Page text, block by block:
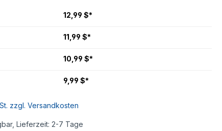
12,99 $*
11,99 $*
10,99 $*
9,99 $*
zzgl. Versandkosten
Lieferzeit: 2-7 Tage